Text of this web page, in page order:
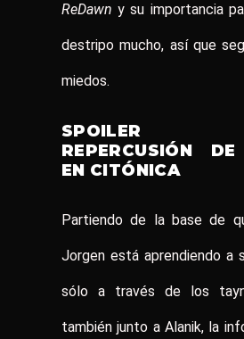
ReDawn y su importancia
destripo mucho, así que
miedos.
SPOILER
REPERCUSIÓN
EN CITÓNICA
Partiendo de la base de
Jorgen está aprendiendo a
sólo a través de los
también junto a Alanik, la